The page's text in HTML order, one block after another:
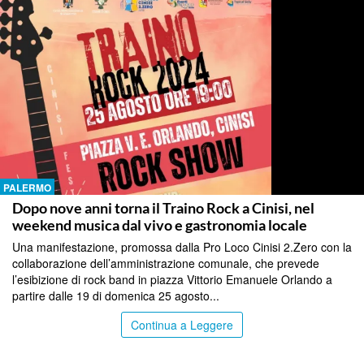
PALERMO
Dopo nove anni torna il Traino Rock a Cinisi, nel
weekend musica dal vivo e gastronomia locale
Una manifestazione, promossa dalla Pro Loco Cinisi 2.Zero con la
collaborazione dell’amministrazione comunale, che prevede
l’esibizione di rock band in piazza Vittorio Emanuele Orlando a
partire dalle 19 di domenica 25 agosto...
Continua a Leggere